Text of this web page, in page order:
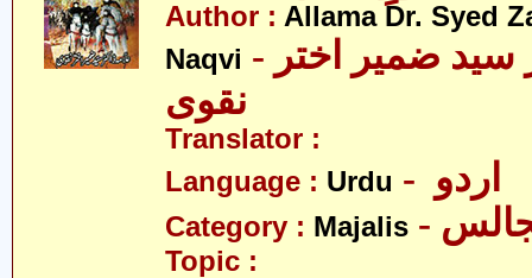
Author : Allama Dr. Syed
Naqvi - علامہ ڈاکٹر سید ضمیر اختر
نقوی
Translator :
Language : Urdu
Category : Majalis
Topic :